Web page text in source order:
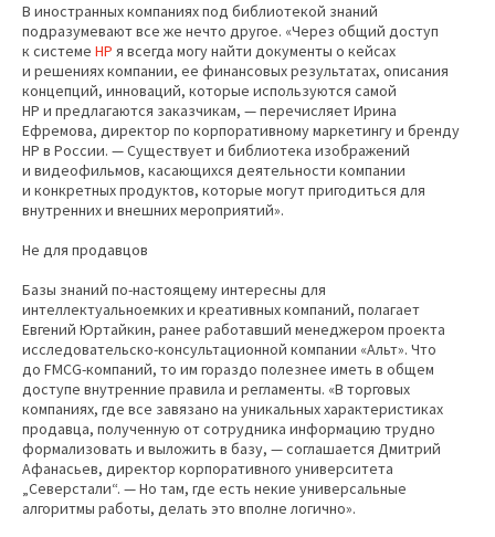
В иностранных компаниях под библиотекой знаний
подразумевают все же нечто другое. «Через общий доступ
к системе HP я всегда могу найти документы о кейсах
и решениях компании, ее финансовых результатах, описания
концепций, инноваций, которые используются самой
НР и предлагаются заказчикам, — перечисляет Ирина
Ефремова, директор по корпоративному маркетингу и бренду
HP в России. — Существует и библиотека изображений
и видеофильмов, касающихся деятельности компании
и конкретных продуктов, которые могут пригодиться для
внутренних и внешних мероприятий».
Не для продавцов
Базы знаний по-настоящему интересны для
интеллектуальноемких и креативных компаний, полагает
Евгений Юртайкин, ранее работавший менеджером проекта
исследовательско-консультационной компании «Альт». Что
до FMCG-компаний, то им гораздо полезнее иметь в общем
доступе внутренние правила и регламенты. «В торговых
компаниях, где все завязано на уникальных характеристиках
продавца, полученную от сотрудника информацию трудно
формализовать и выложить в базу, — соглашается Дмитрий
Афанасьев, директор корпоративного университета
„Северстали“. — Но там, где есть некие универсальные
алгоритмы работы, делать это вполне логично».